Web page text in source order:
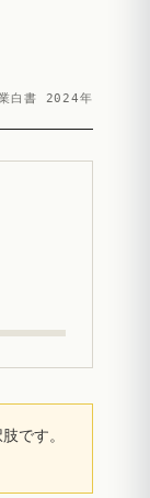
白書 2024年
です。